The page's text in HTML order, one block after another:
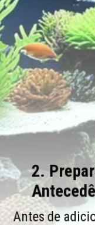
2.
Antes de